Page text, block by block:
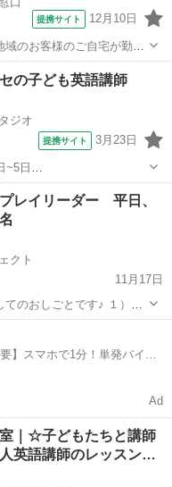
提携サイト 12月10日
のお客様のご自宅が勤務
お客様・地域を担当いた
駅 徒歩0分 ／ 舞浜駅 徒
の子ども英語講師
ジオ
提携サイト 3月23日
/水/木/金/土/日 などから選
株式会社ベ...
レイリーダー 平日、
クト
11月17日
安全確保 ２）「あ
】スマホで1分！単発バイト
Ad
｜☆子どもたちと講師
英語講師のレッスン…